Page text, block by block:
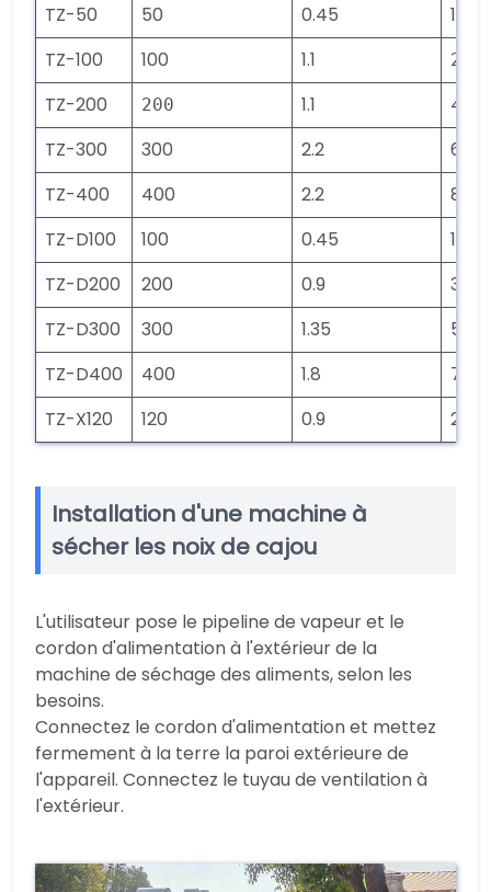
TZ-50
50 0.45
10
TZ-100
100 1.1 20
TZ-200 200 1.1
40
TZ-300
300 2.2
60
TZ-400
400 2.2
80
TZ-D100
100 0.45
18
TZ-D200
200 0.9
36
TZ-D300
300 1.35
54
TZ-D400
400 1.8
72
TZ-X120
120 0.9 20
Installation d'une machine à
sécher les noix de cajou
L'utilisateur pose le pipeline de vapeur et le
cordon d'alimentation à l'extérieur de la
machine de séchage des aliments, selon les
besoins.
Connectez le cordon d'alimentation et mettez
fermement à la terre la paroi extérieure de
l'appareil. Connectez le tuyau de ventilation à
l'extérieur.